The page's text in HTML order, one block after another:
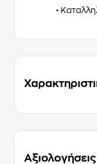
•
Αξιολογήσεις